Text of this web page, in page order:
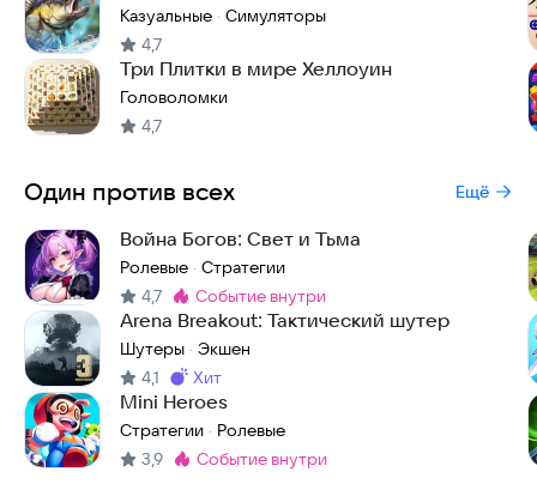
Казуальные · Симуляторы
4,7
Три Плитки в мире Хеллоуин
Головоломки
4,7
Один против всех Ещё
Война Богов: Свет и Тьма
Ролевые · Стратегии
4,7 Метка:
событие внутри
Arena Breakout: Тактический шутер
Шутеры · Экшен
4,1 Метка
хит
Mini Heroes
Стратегии · Ролевые
3,9 Метка:
событие внутри